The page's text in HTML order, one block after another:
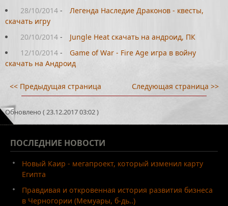
28/10/2014 -
Легенда Наследие Драконов - квесты,
скачать игру
20/10/2014 -
Jungle Heat скачать на андроид, ПК
12/10/2014 -
Game of War - Fire Age игра в войну
скачать на Андроид
<< Предыдущая страница Следующая страница >>
Обновлено ( 23.12.2017 03:02 )
ПОСЛЕДНИЕ НОВОСТИ
Новый Каир - мегапроект, который изменил карту
Египта
Правдивая и откровенная история развития бизнеса
в Черногории (Мемуары, б-дь..)